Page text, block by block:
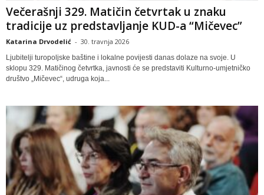
Večerašnji 329. Matičin četvrtak u znaku
tradicije uz predstavljanje KUD-a “Mičevec”
Katarina Drvodelić - 30. travnja 2026
Ljubitelji turopoljske baštine i lokalne povijesti danas dolaze na svoje. U
sklopu 329. Matičinog četvrtka, javnosti će se predstaviti Kulturno-umjetničko
društvo „Mičevec“, udruga koja...